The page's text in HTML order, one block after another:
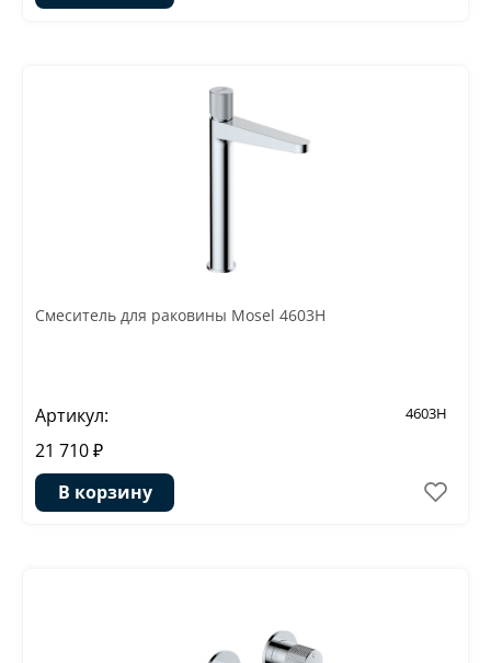
Смеситель для раковины Mosel 4603H
Артикул: 4603H
21 710 ₽
В корзину